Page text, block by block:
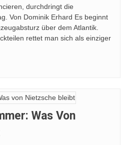
durchdringt die
Von Dominik Erhard Es beginnt
über dem Atlantik.
rettet man sich als einziger
Was Von